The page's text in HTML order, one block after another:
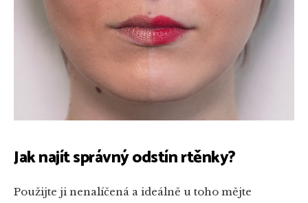
Jak najít správný odstín rtěnky?
Použijte ji nenalíčená a ideálně u toho mějte